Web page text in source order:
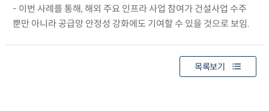
- 이번 사례를 통해, 해외 주요 인프라 사업 참여가 건설사업 수주
뿐만 아니라 공급망 안정성 강화에도 기여할 수 있을 것으로 보임.
목록보기